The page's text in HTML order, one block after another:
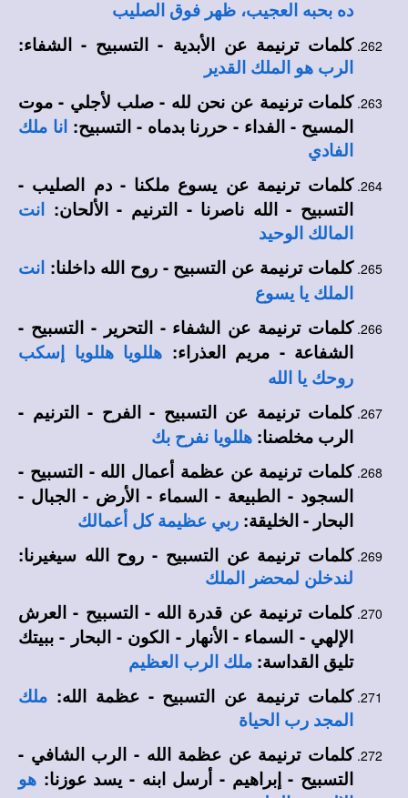
ده بحبه العجيب، ظهر فوق الصليب
كلمات ترنيمة عن الأبدية - التسبيح - الشفاء:
الرب هو الملك القدير
كلمات ترنيمة عن نحن لله - صلب لأجلي - موت
المسيح - الفداء - حررنا بدماه - التسبيح: انا ملك
الفادي
كلمات ترنيمة عن يسوع ملكنا - دم الصليب -
التسبيح - الله ناصرنا - الترنيم - الألحان:
انت
المالك الوحيد
كلمات ترنيمة عن التسبيح - روح الله داخلنا: انت
الملك يا يسوع
كلمات ترنيمة عن الشفاء - التحرير - التسبيح -
الشفاعة - مريم العذراء: هللويا هللويا إسكب
روحك يا الله
كلمات ترنيمة عن التسبيح - الفرح - الترنيم -
الرب مخلصنا: هللويا نفرح بك
كلمات ترنيمة عن عظمة أعمال الله - التسبيح -
السجود - الطبيعة - السماء - الأرض - الجبال -
البحار - الخليقة: ربي عظيمة كل أعمالك
كلمات ترنيمة عن التسبيح - روح الله سيغيرنا:
لندخلن لمحضر الملك
كلمات ترنيمة عن قدرة الله - التسبيح - العرش
الإلهي - السماء - الأنهار - الكون - البحار - ببيتك
تليق القداسة: ملك الرب العظيم
كلمات ترنيمة عن التسبيح - عظمة الله: ملك
المجد رب الحياة
كلمات ترنيمة عن عظمة الله - الرب الشافي -
التسبيح - إبراهيم - أرسل ابنه - يسد عوزنا: هو